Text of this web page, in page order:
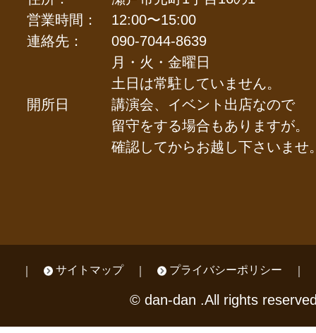
営業時間：
12:00〜15:00
連絡先：
090-7044-8639
開所日
月・火・金曜日
土日は常駐していません。
講演会、イベント出店なので
留守をする場合もありますが。
確認してからお越し下さいませ
サイトマップ プライバシーポリシー
© dan-dan .All rights